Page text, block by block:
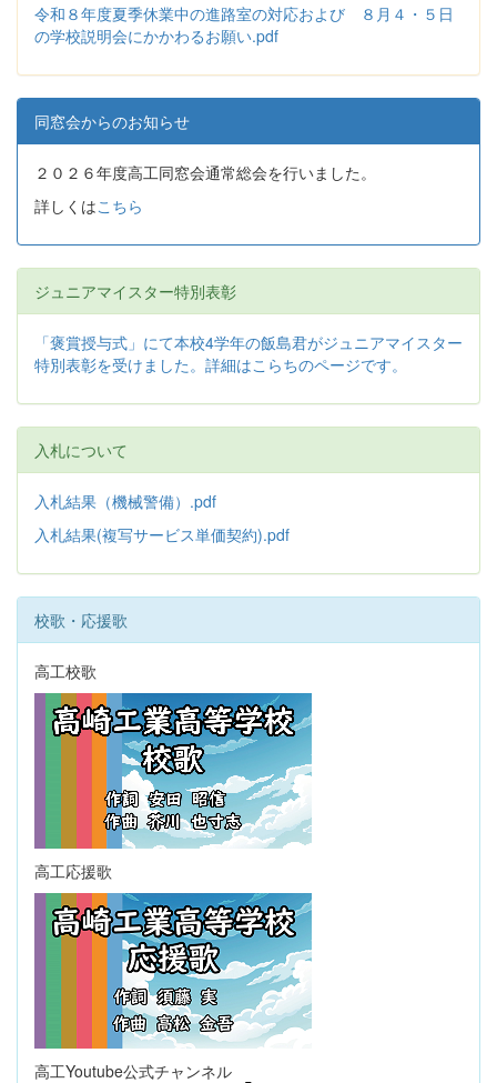
令和８年度夏季休業中の進路室の対応および ８月４・５日
の学校説明会にかかわるお願い.pdf
同窓会からのお知らせ
２０２６年度高工同窓会通常総会を行いました。
詳しくはこちら
ジュニアマイスター特別表彰
「褒賞授与式」にて本校4学年の飯島君がジュニアマイスター
特別表彰を受けました。詳細はこらちのページです。
入札について
入札結果（機械警備）.pdf
入札結果(複写サービス単価契約).pdf
校歌・応援歌
高工校歌
高工応援歌
高工Youtube公式チャンネル